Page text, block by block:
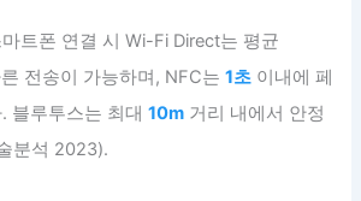
트폰 연결 시 Wi-Fi Direct는 평균
전송이 가능하며, NFC는1초 이내에 페
블루투스는 최대10m 거리 내에서 안정
분석 2023).